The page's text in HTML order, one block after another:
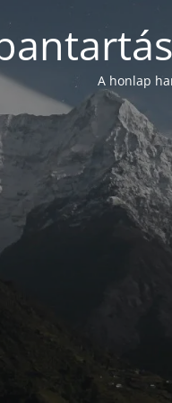
A honlap